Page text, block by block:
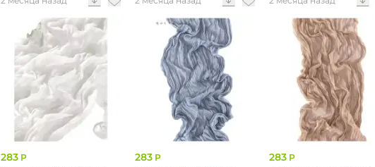
283 Р
283 Р
283 Р